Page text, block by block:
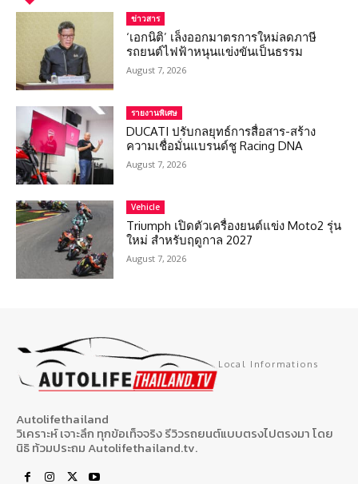
ข่าวสาร
‘เอกนิติ’ เล็งออกมาตรการใหม่ลดภาษี
รถยนต์ไฟฟ้าหนุนแข่งขันเป็นธรรม
August 7, 2026
รายงานพิเศษ
DUCATI ปรับกลยุทธ์การสื่อสาร-สร้าง
ความเชื่อมั่นแบรนด์ชู Racing DNA
August 7, 2026
Vehicle
Triumph เปิดตัวเครื่องยนต์แข่ง Moto2 รุ่น
ใหม่ สำหรับฤดูกาล 2027
August 7, 2026
Local Informations
Autolifethailand
วิเคราะห์ เจาะลึก ทุกข้อเท็จจริง รีวิวรถยนต์แบบตรงไปตรงมา โดย
นิธิ ท้วมประถม Autolifethailand.tv.